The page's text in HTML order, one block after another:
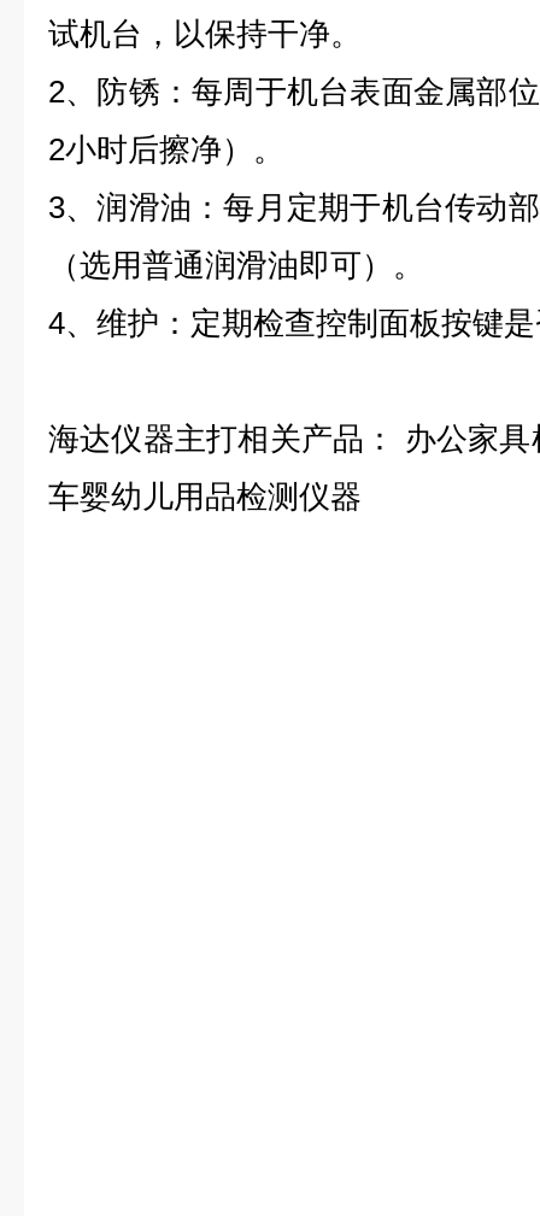
试机台，以保持干净。
2、防锈：每周于机台表面金属部
2小时后擦净）。
3、润滑油：每月定期于机台传动
（选用普通润滑油即可）。
4、维护：定期检查控制面板按键
海达仪器主打相关产品：
办公家
车婴幼儿用品检测仪器